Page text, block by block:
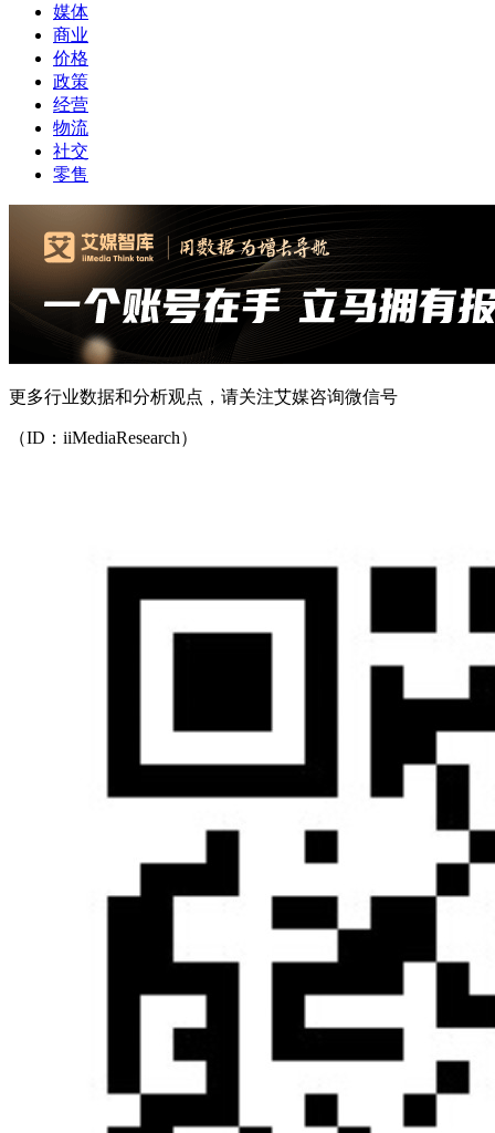
媒体
商业
价格
政策
经营
物流
社交
零售
更多行业数据和分析观点，请关注艾媒咨询微信号
（ID：iiMediaResearch）